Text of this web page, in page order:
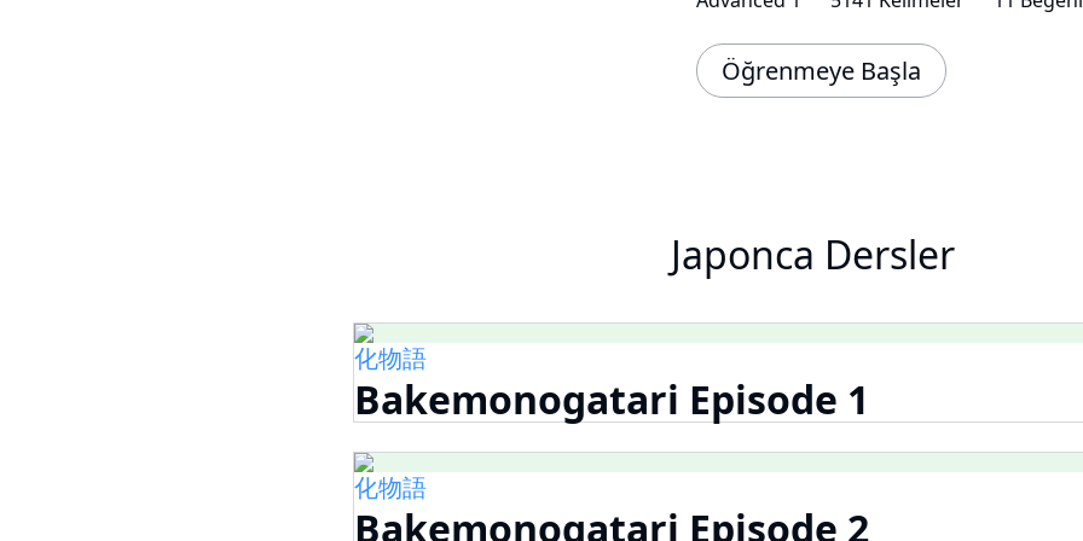
Öğrenmeye Başla
Japonca Dersler
化物語
Bakemonogatari Episode 1
化物語
Bakemonogatari Episode 2